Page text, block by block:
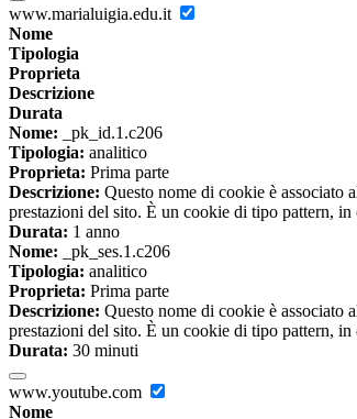
www.marialuigia.edu.it
Nome
Tipologia
Proprieta
Descrizione
Durata
Nome: _pk_id.1.c206
Tipologia: analitico
Proprieta: Prima parte
Descrizione: Questo nome di cookie è associato
prestazioni del sito. È un cookie di tipo pattern,
Durata: 1 anno
Nome: _pk_ses.1.c206
Tipologia: analitico
Proprieta: Prima parte
Descrizione: Questo nome di cookie è associato
prestazioni del sito. È un cookie di tipo pattern,
Durata: 30 minuti
www.youtube.com
Nome